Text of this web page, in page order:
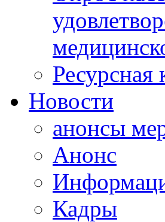
Ресурсная
Новости
анонсы
Анонс
Кадры